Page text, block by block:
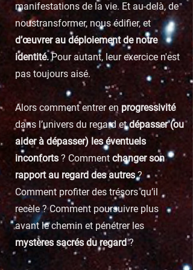
manifestations de la vie. Et au-delà, de
noustransformer, nous édifier, et
d’œuvrer au déploiement de notre
identité.Pour autant, leur exercice n'est
pas toujours aisé.
Alors comment entrer en progressivité
dans l’univers du regard etdépasser (ou
aider à dépasser) les éventuels
inconforts ? Comment changer son
rapport au regard des autres?
Comment profiter des trésors qu’il
recèle ? Comment poursuivre plus
avant le chemin et pénétrer les
mystères sacrés du regard?